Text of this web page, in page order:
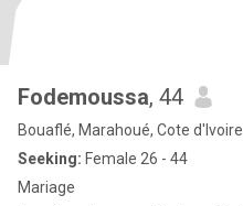
Fodemoussa, 44
Bouaflé, Marahoué, Cote d'Ivoire
Seeking: Female 26 - 44
Mariage